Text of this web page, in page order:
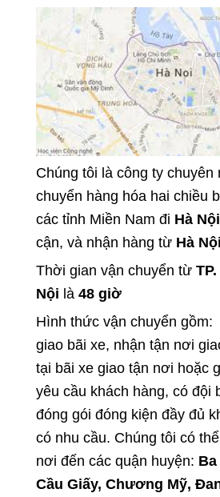
Chúng tôi là công ty chuyên
chuyển hàng hóa hai chiều
các tỉnh Miền Nam đi Hà Nội
cận, và nhận hàng từ Hà Nội
Thời gian vận chuyển từ
Nội là 48 giờ
Hình thức vận chuyển gồm:
giao bãi xe, nhận tận nơi
tại bãi xe giao tận nơi hoặc
yêu cầu khách hàng, có đội
đóng gói đóng kiện đầy đủ
có nhu cầu. Chúng tôi có
nơi đến các quận huyện:
Cầu Giấy, Chương Mỹ,